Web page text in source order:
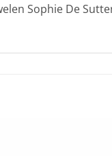
Sophie De